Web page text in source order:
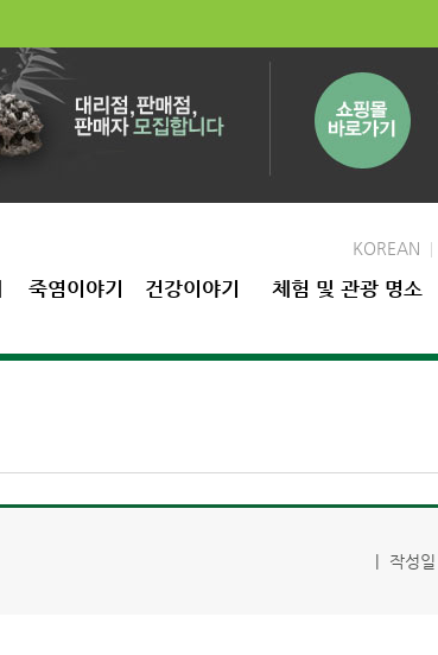
KOREAN
죽염이야기 건강이야기 체험 및 관광 명소
작성일